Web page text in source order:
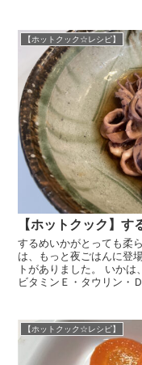
【ホットクック☆レシピ】
【ホットクック】す
するめいかがとっても柔
は、もっと夜ごはんに登
トがありました。 いかは
ビタミンＥ・タウリン・
【ホットクック☆レシピ】